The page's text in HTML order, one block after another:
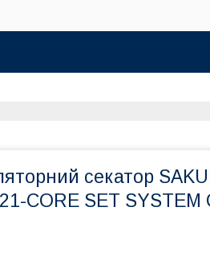
секатор
CORE SET SYSTEM